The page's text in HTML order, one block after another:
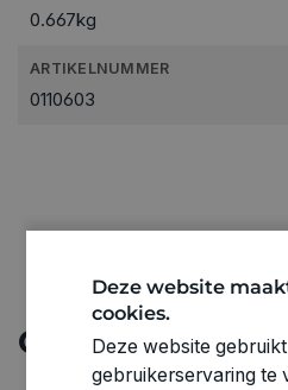
0.667kg
ARTIKELNUMMER
0110603
Ontdek meer
Deze website
cookies.
Deze website
gebruikerservaring te